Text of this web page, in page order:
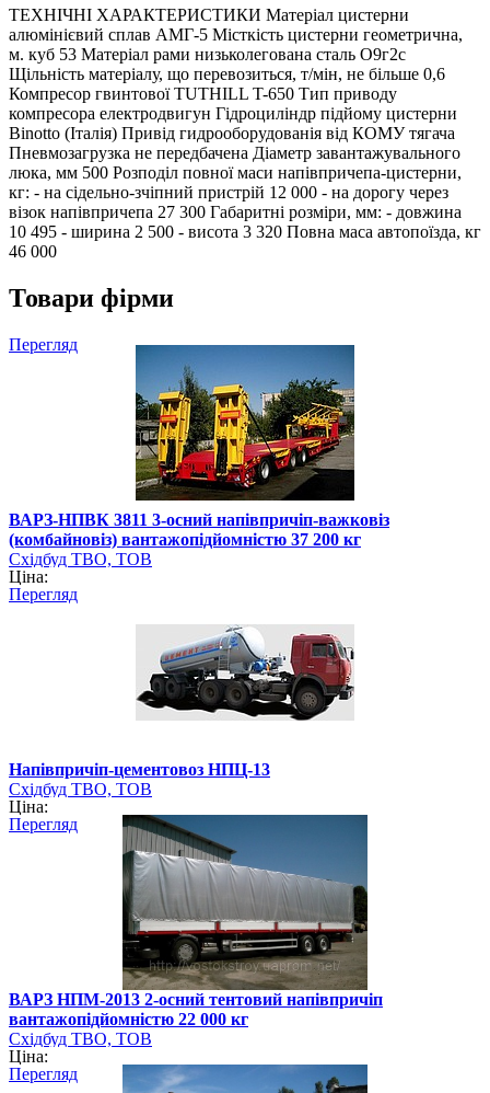
ТЕХНІЧНІ ХАРАКТЕРИСТИКИ Матеріал цистерни
алюмінієвий сплав АМГ-5 Місткість цистерни геометрична,
м. куб 53 Матеріал рами низьколегована сталь О9г2с
Щільність матеріалу, що перевозиться, т/мін, не більше 0,6
Компресор гвинтової TUTHILL T-650 Тип приводу
компресора електродвигун Гідроциліндр підйому цистерни
Binotto (Італія) Привід гидрооборудованія від КОМУ тягача
Пневмозагрузка не передбачена Діаметр завантажувального
люка, мм 500 Розподіл повної маси напівпричепа-цистерни,
кг: - на сідельно-зчіпний пристрій 12 000 - на дорогу через
візок напівпричепа 27 300 Габаритні розміри, мм: - довжина
10 495 - ширина 2 500 - висота 3 320 Повна маса автопоїзда, кг
46 000
Товари фірми
Перегляд
ВАРЗ-НПВК 3811 3-осний напівпричіп-важковіз
(комбайновіз) вантажопідйомністю 37 200 кг
Східбуд ТВО, ТОВ
Ціна:
Перегляд
Напівпричіп-цементовоз НПЦ-13
Східбуд ТВО, ТОВ
Ціна:
Перегляд
ВАРЗ НПМ-2013 2-осний тентовий напівпричіп
вантажопідйомністю 22 000 кг
Східбуд ТВО, ТОВ
Ціна:
Перегляд